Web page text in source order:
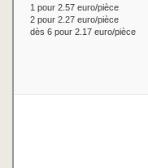
1 pour 2.57 euro/pièce
2 pour 2.27 euro/pièce
dès 6 pour 2.17 euro/pièce